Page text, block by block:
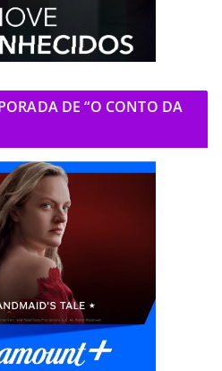
DE “O CONTO DA